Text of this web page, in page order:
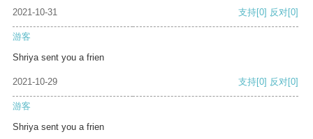
2021-10-31 支持[0] 反对[0]
游客
Shriya sent you a frien
2021-10-29 支持[0] 反对[0]
游客
Shriya sent you a frien